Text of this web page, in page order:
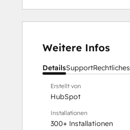
Weitere Infos
DetailsSupportRechtliches
Erstellt von
HubSpot
Installationen
300+ Installationen